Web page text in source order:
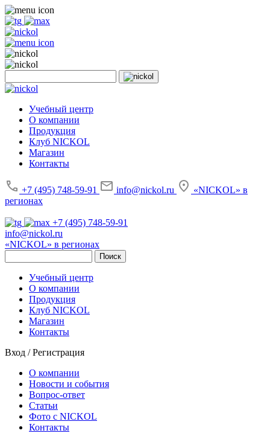
Учебный центр
О компании
Продукция
Клуб NICKOL
Магазин
Контакты
+7 (495) 748-59-91 info@nickol.ru
«NICKOL» в
регионах
+7 (495) 748-59-91
info@nickol.ru
«NICKOL» в регионах
Учебный центр
О компании
Продукция
Клуб NICKOL
Магазин
Контакты
Вход /Регистрация
О компании
Новости и события
Вопрос-ответ
Статьи
Фото с NICKOL
Контакты